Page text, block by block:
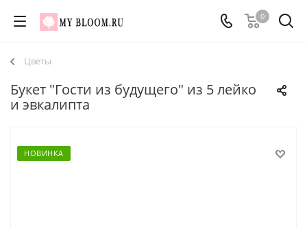
0
Цветы
Букет "Гости из будущего" из 5 лейко
и эвкалипта
НОВИНКА